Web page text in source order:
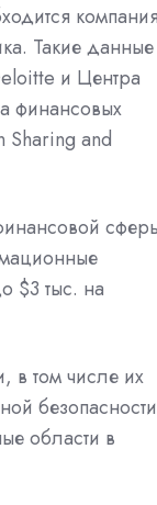
Такие данные
и Центра
финансовых
Sharing and
$3 тыс. на
в том числе их
области в